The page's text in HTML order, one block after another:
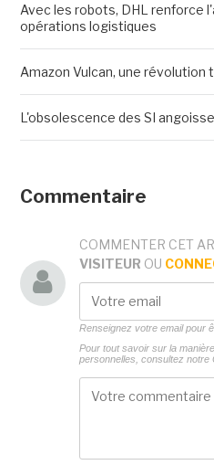
Avec les robots, DHL renforce
opérations logistiques
Amazon Vulcan, une révolution
L'obsolescence des SI
Commentaire
COMMENTER CET
VISITEUR OU
Renseignez votre email pour
Pour tout savoir sur la
personnelles, consultez notre